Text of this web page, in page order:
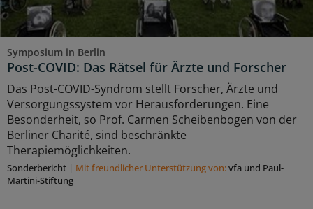
Symposium in Berlin
Post-COVID: Das Rätsel für Ärzte und Forscher
Das Post-COVID-Syndrom stellt Forscher, Ärzte und
Versorgungssystem vor Herausforderungen. Eine
Besonderheit, so Prof. Carmen Scheibenbogen von der
Berliner Charité, sind beschränkte
Therapiemöglichkeiten.
Sonderbericht | Mit freundlicher Unterstützung von:vfa und Paul-
Martini-Stiftung